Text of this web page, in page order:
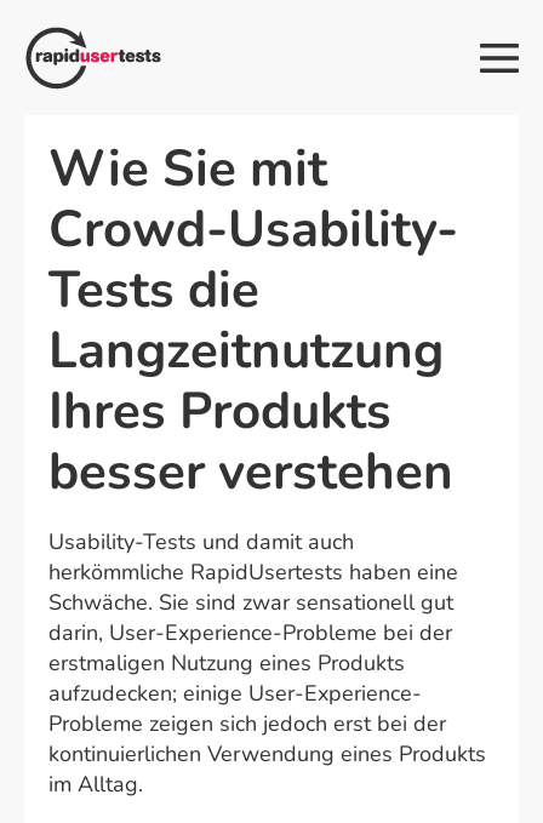
Inhalt
springen
Wie Sie mit
Crowd-Usability-
Tests die
Langzeitnutzung
Ihres Produkts
besser verstehen
Usability-Tests und damit auch
herkömmliche RapidUsertests haben eine
Schwäche. Sie sind zwar sensationell gut
darin, User-Experience-Probleme bei der
erstmaligen Nutzung eines Produkts
aufzudecken; einige User-Experience-
Probleme zeigen sich jedoch erst bei der
kontinuierlichen Verwendung eines Produkts
im Alltag.